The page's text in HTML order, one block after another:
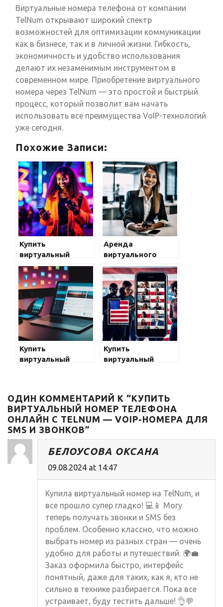
Виртуальные номера телефона от компании
TelNum открывают широкий спектр
возможностей для оптимизации коммуникации
как в бизнесе, так и в личной жизни. Гибкость,
экономичность и удобство использования
делают их незаменимым инструментом в
современном мире. Приобретение виртуального
номера через TelNum — это простой и быстрый
процесс, который позволит вам начать
использовать все преимущества VoIP-технологий
уже сегодня.
Похожие Записи:
Купить
виртуальный
номер телефона
навсегда — DID
Virtual Numbers
Аренда
виртуального
номера телефона
для СМС на час,
месяц —
HotTelecom
Купить
виртуальный
удобно?
Купить
виртуальный
ОДИН КОММЕНТАРИЙ К “КУПИТЬ
ВИРТУАЛЬНЫЙ НОМЕР ТЕЛЕФОНА
ОНЛАЙН С TELNUM — VOIP-НОМЕРА ДЛЯ
SMS И ЗВОНКОВ”
БЕЛОУСОВА ОКСАНА
09.08.2024 at 14:47
Купила виртуальный номер на TelNum, и
все прошло супер гладко! 💻📱 Могу
теперь получать звонки и SMS без
проблем. Особенно классно, что можно
выбрать номер из разных стран — очень
удобно для работы и путешествий. 🌍💼
Заказ оформила быстро, интерфейс
понятный, даже для таких, как я, кто не
сильно в технике разбирается. Пока все
устраивает, буду тестить дальше! 👌💬